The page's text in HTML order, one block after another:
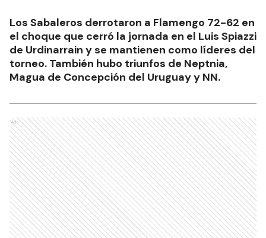
Los Sabaleros derrotaron a Flamengo 72-62 en
el choque que cerró la jornada en el Luis Spiazzi
de Urdinarrain y se mantienen como líderes del
torneo. También hubo triunfos de Neptnia,
Magua de Concepción del Uruguay y NN.
Ads